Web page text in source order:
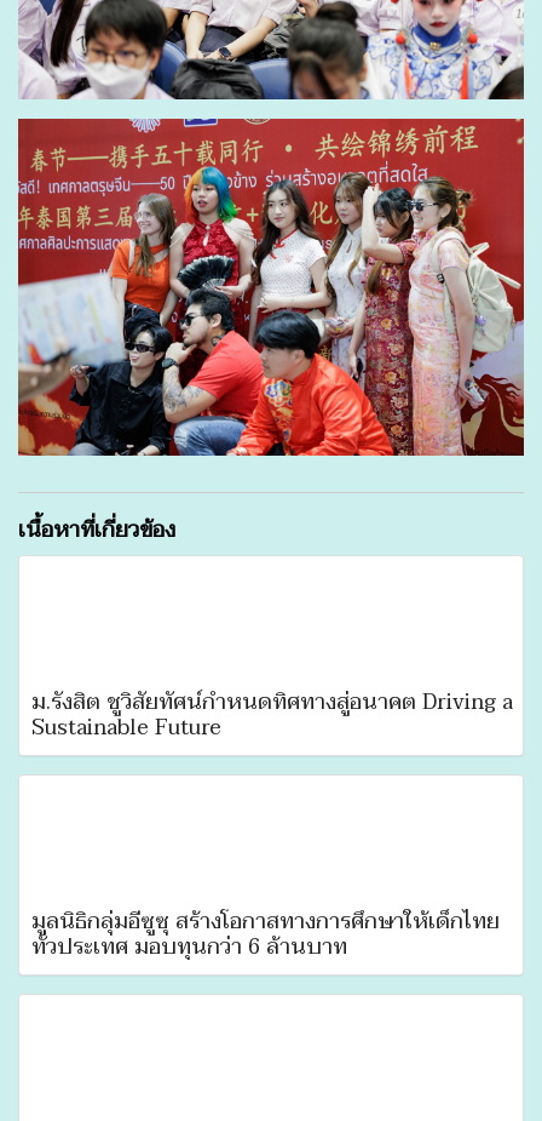
เนื้อหาที่เกี่ยวข้อง
ม.รังสิต ชูวิสัยทัศน์กำหนดทิศทางสู่อนาคต Driving a
Sustainable Future
มูลนิธิกลุ่มอีซูซุ สร้างโอกาสทางการศึกษาให้เด็กไทย
ทั่วประเทศ มอบทุนกว่า 6 ล้านบาท